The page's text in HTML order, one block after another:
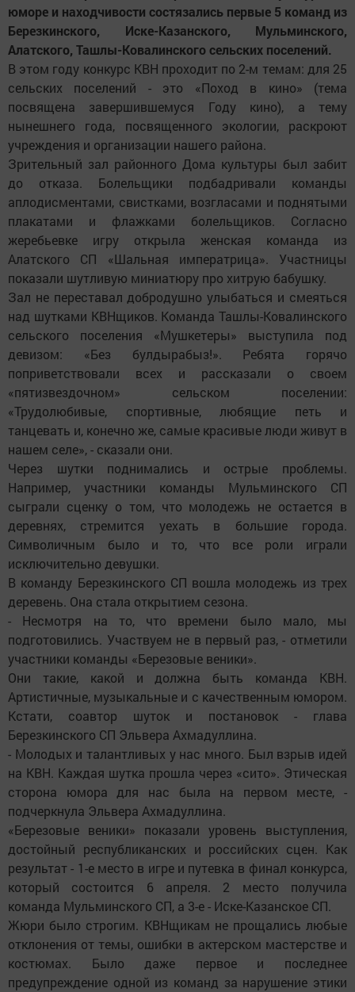
юморе и находчивости состязались первые 5 команд из
Березкинского, Иске-Казанского, Мульминского,
Алатского, Ташлы-Ковалинского сельских поселений.
В этом году конкурс КВН проходит по 2-м темам: для 25
сельских поселений - это «Поход в кино» (тема
посвящена завершившемуся Году кино), а тему
нынешнего года, посвященного экологии, раскроют
учреждения и организации нашего района.
Зрительный зал районного Дома культуры был забит
до отказа. Болельщики подбадривали команды
аплодисментами, свистками, возгласами и поднятыми
плакатами и флажками болельщиков. Согласно
жеребьевке игру открыла женская команда из
Алатского СП «Шальная императрица». Участницы
показали шутливую миниатюру про хитрую бабушку.
Зал не переставал добродушно улыбаться и смеяться
над шутками КВНщиков. Команда Ташлы-Ковалинского
сельского поселения «Мушкетеры» выступила под
девизом: «Без булдырабыз!». Ребята горячо
поприветствовали всех и рассказали о своем
«пятизвездочном» сельском поселении:
«Трудолюбивые, спортивные, любящие петь и
танцевать и, конечно же, самые красивые люди живут в
нашем селе», - сказали они.
Через шутки поднимались и острые проблемы.
Например, участники команды Мульминского СП
сыграли сценку о том, что молодежь не остается в
деревнях, стремится уехать в большие города.
Символичным было и то, что все роли играли
исключительно девушки.
В команду Березкинского СП вошла молодежь из трех
деревень. Она стала открытием сезона.
- Несмотря на то, что времени было мало, мы
подготовились. Участвуем не в первый раз, - отметили
участники команды «Березовые веники».
Они такие, какой и должна быть команда КВН.
Артистичные, музыкальные и с качественным юмором.
Кстати, соавтор шуток и постановок - глава
Березкинского СП Эльвера Ахмадуллина.
- Молодых и талантливых у нас много. Был взрыв идей
на КВН. Каждая шутка прошла через «сито». Этическая
сторона юмора для нас была на первом месте, -
подчеркнула Эльвера Ахмадуллина.
«Березовые веники» показали уровень выступления,
достойный республиканских и российских сцен. Как
результат - 1-е место в игре и путевка в финал конкурса,
который состоится 6 апреля. 2 место получила
команда Мульминского СП, а 3-е - Иске-Казанское СП.
Жюри было строгим. КВНщикам не прощались любые
отклонения от темы, ошибки в актерском мастерстве и
костюмах. Было даже первое и последнее
предупреждение одной из команд за нарушение этики